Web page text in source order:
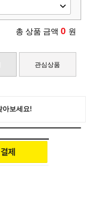
총 상품 금액 0 원
관심상품